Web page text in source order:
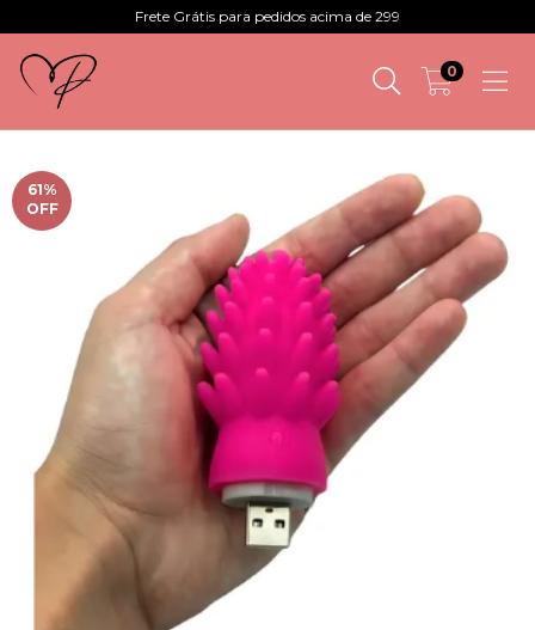
Frete Grátis para pedidos acima de 299
0
61%
OFF